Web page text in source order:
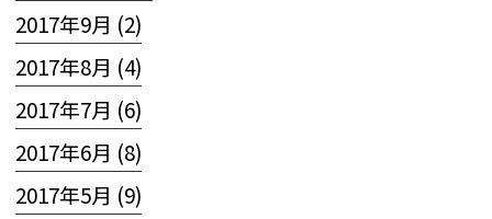
2017年9月 (2)
2017年8月 (4)
2017年7月 (6)
2017年6月 (8)
2017年5月 (9)